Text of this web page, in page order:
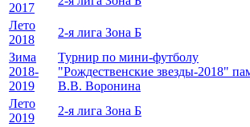
2017
Лето
2018
2-я лига Зона Б
Зима
2018-
2019
Турнир по мини-футболу
"Рождественские звезды-2018"
В.В. Воронина
Лето
2019
2-я лига Зона Б